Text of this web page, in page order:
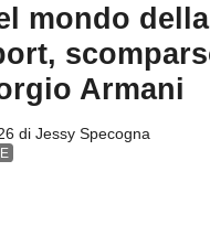
mondo
Armani
di Jessy Specogna